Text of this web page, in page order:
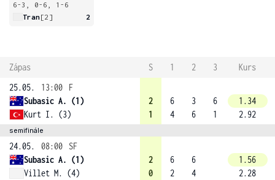
6-3, 0-6, 1-6
Tran[2] 2
Zápas S 1 2 3
Kurs
25.05.
13:00
F
Subasic A. (1)
Kurt I. (3)
2
1
6
4
3
6
6
1
1.34
2.92
semifinále
24.05. 08:00
SF
Subasic A. (1)
Villet M. (4)
2
0
6
2
6
4
1.56
2.28